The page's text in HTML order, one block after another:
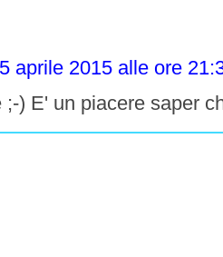
5 aprile 2015 alle ore
;-) E' un piacere saper